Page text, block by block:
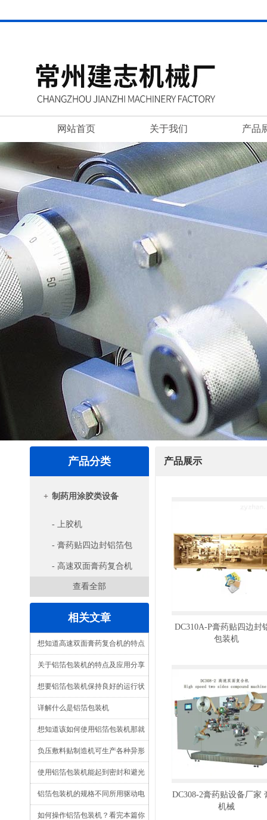
网站首页 关于我们 产品
产品分类
+ 制药用涂胶类设备
- 上胶机
- 膏药贴四边封铝箔包
- 高速双面膏药复合机
查看全部
相关文章
想知道高速双面膏药复合机的特点
看看本篇吧
关于铝箔包装机的特点及应用分享
想要铝箔包装机保持良好的运行状
态需通过正确的维护
详解什么是铝箔包装机
想知道该如何使用铝箔包装机那就
看看本篇吧
负压敷料贴制造机可生产各种异形
敷料贴
使用铝箔包装机能起到密封和避光
的作用延长了保质期
铝箔包装机的规格不同所用驱动电
机也有差别
如何操作铝箔包装机？看完本篇你
产品展示
DC310A-P膏药贴四边封
包装机
DC308-2膏药贴设备厂家
机械